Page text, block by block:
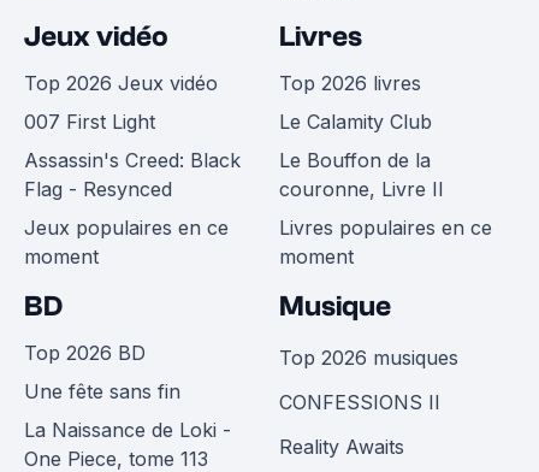
Jeux vidéo
Top 2026 Jeux vidéo
007 First Light
Assassin's Creed: Black
Flag - Resynced
Jeux populaires en ce
moment
Livres
Top 2026 livres
Le Calamity Club
Le Bouffon de la
couronne, Livre II
Livres populaires en ce
moment
BD
Top 2026 BD
Une fête sans fin
La Naissance de Loki -
One Piece, tome 113
Musique
Top 2026 musiques
CONFESSIONS II
Reality Awaits